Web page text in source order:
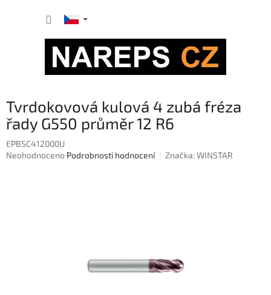
Tvrdokovová kulová 4 zubá fréza
řady G550 průměr 12 R6
EPBSC412000U
Průměrné
Neohodnoceno Podrobnosti hodnocení Značka:WINSTAR